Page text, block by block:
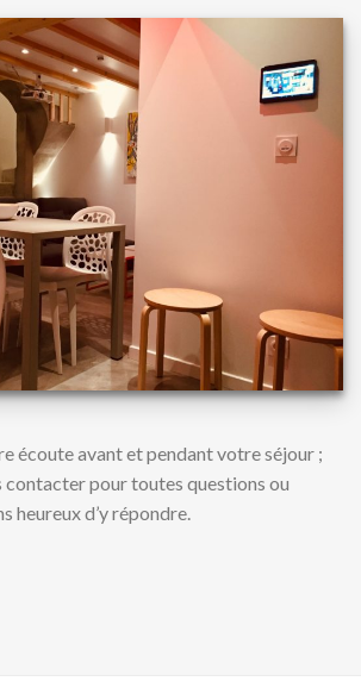
écoute avant et pendant votre séjour ;
contacter pour toutes questions ou
heureux d’y répondre.